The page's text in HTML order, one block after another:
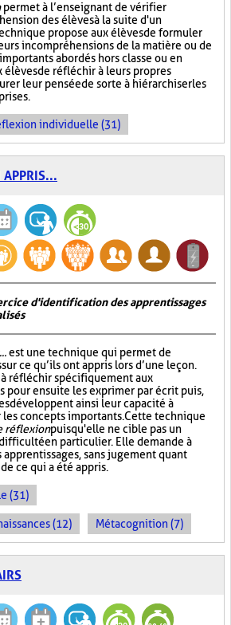
permet à l’enseignant de vérifier
des élèves à la suite d'un
propose aux élèves de formuler
incompréhensions de la matière ou de
abordés hors classe ou en
élèves de réfléchir à leurs propres
leur pensée de sorte à hiérarchiser les
individuelle (31)
APPRIS...
d'identification des apprentissages
est une technique qui permet de
ce qu’ils ont appris lors d’une leçon.
réfléchir spécifiquement aux
pour ensuite les exprimer par écrit puis,
développent ainsi leur capacité à
concepts importants. Cette technique
réflexionpuisqu'elle ne cible pas un
en particulier. Elle demande à
apprentissages, sans jugement quant
ce qui a été appris.
(31)
(12) Métacognition (7)